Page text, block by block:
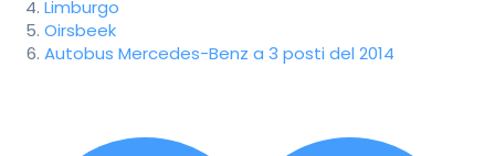
Limburgo
Oirsbeek
Autobus Mercedes-Benz a 3 posti del 2014